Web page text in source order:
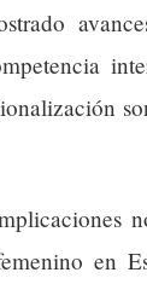
en